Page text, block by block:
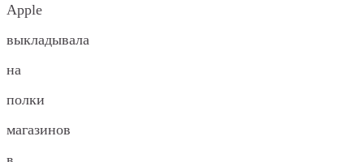
Apple
выкладывала
на
полки
магазинов